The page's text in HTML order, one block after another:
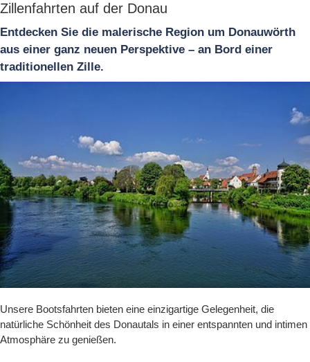
Zillenfahrten auf der Donau
Entdecken Sie die malerische Region um Donauwörth
aus einer ganz neuen Perspektive – an Bord einer
traditionellen Zille.
Unsere Bootsfahrten bieten eine einzigartige Gelegenheit, die
natürliche Schönheit des Donautals in einer entspannten und intimen
Atmosphäre zu genießen.